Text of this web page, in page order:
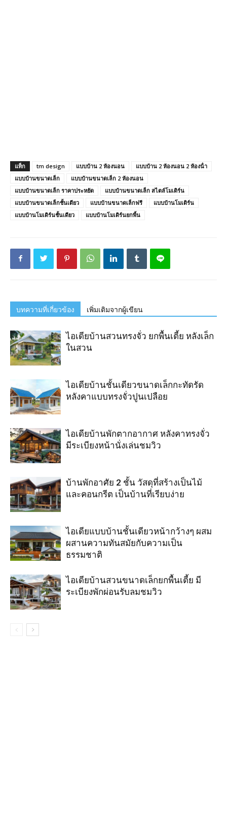
แท็ก tm design แบบบ้าน 2 ห้องนอน
แบบบ้าน 2 ห้องนอน 2 ห้องน้ํา
แบบบ้านขนาดเล็ก
แบบบ้านขนาดเล็ก 2 ห้องนอน
แบบบ้านขนาดเล็ก ราคาประหยัด
แบบบ้านขนาดเล็ก สไตล์โมเดิร์น
แบบบ้านขนาดเล็กชั้นเดียว
แบบบ้านขนาดเล็กฟรี
แบบบ้านโมเดิร์น
แบบบ้านโมเดิร์นชั้นเดียว
แบบบ้านโมเดิร์นยกพื้น
บทความที่เกี่ยวข้อง เพิ่มเติมจากผู้เขียน
ไอเดียบ้านสวนทรงจั่ว ยกพื้นเตี้ย หลังเล็ก
ในสวน
ไอเดียบ้านชั้นเดียวขนาดเล็กกะทัดรัด
หลังคาแบบทรงจั่วปูนเปลือย
ไอเดียบ้านพักตากอากาศ หลังคาทรงจั่ว
มีระเบียงหน้านั่งเล่นชมวิว
บ้านพักอาศัย 2 ชั้น วัสดุที่สร้างเป็นไม้
และคอนกรีต เป็นบ้านที่เรียบง่าย
ไอเดียแบบบ้านชั้นเดียวหน้ากว้างๆ ผสม
ผสานความทันสมัยกับความเป็น
ธรรมชาติ
ไอเดียบ้านสวนขนาดเล็กยกพื้นเตี้ย มี
ระเบียงพักผ่อนรับลมชมวิว